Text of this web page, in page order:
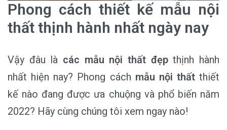
Phong cách thiết kế mẫu nội
thất thịnh hành nhất ngày nay
Vậy đâu là các mẫu nội thất đẹpthịnh hành
nhất hiện nay? Phong cách mẫu nội thấtthiết
kế nào đang được ưa chuộng và phổ biến năm
2022? Hãy cùng chúng tôi xem ngay nào!